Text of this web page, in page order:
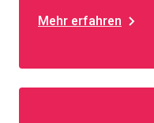
Mehr erfahren